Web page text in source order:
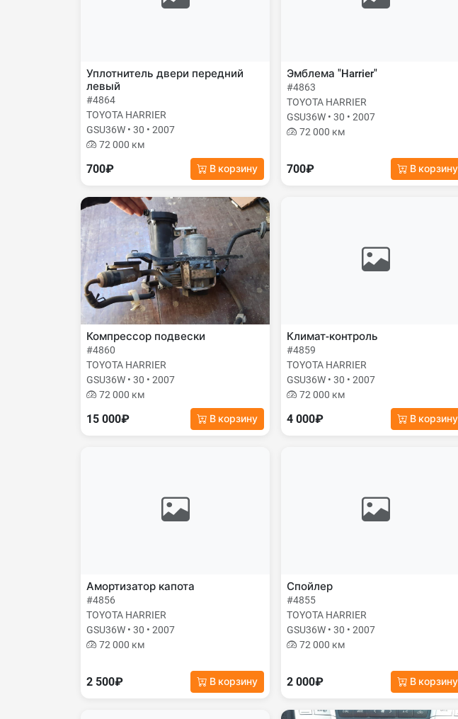
Уплотнитель двери передний
левый
#4864
TOYOTA HARRIER
GSU36W • 30 • 2007
72 000 км
700₽ В корзину
Эмблема "Harrier"
#4863
TOYOTA HARRIER
GSU36W • 30 • 2007
72 000 км
700₽ В корзину
Компрессор подвески
#4860
TOYOTA HARRIER
GSU36W • 30 • 2007
72 000 км
15 000₽ В корзину
Климат-контроль
#4859
TOYOTA HARRIER
GSU36W • 30 • 2007
72 000 км
4 000₽ В корзину
Амортизатор капота
#4856
TOYOTA HARRIER
GSU36W • 30 • 2007
72 000 км
2 500₽ В корзину
Спойлер
#4855
TOYOTA HARRIER
GSU36W • 30 • 2007
72 000 км
2 000₽ В корзину